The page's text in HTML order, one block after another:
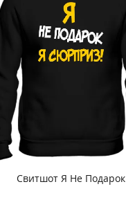
Свитшот Я Не Подарок